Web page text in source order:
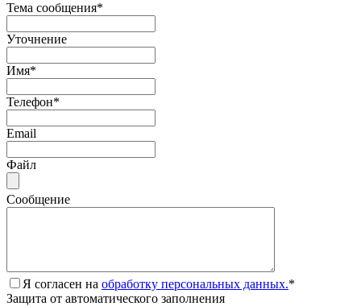
Тема сообщения*
Уточнение
Имя*
Телефон*
Email
Файл
Сообщение
Я согласен на обработку персональных данных.*
Защита от автоматического заполнения